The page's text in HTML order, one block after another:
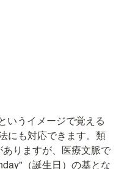
いうイメージで覚える
にも対応できます。類
りますが、医療文脈で
（誕生日）の基とな